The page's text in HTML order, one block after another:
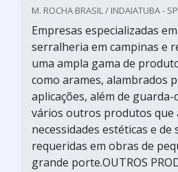
M. ROCHA BRASIL / INDAIATUBA - SP
Empresas especializadas
serralheria em campinas e
uma ampla gama de
como arames, alambrados
aplicações, além de
vários outros produtos que
necessidades estéticas e de
requeridas em obras de
grande porte.OUTROS